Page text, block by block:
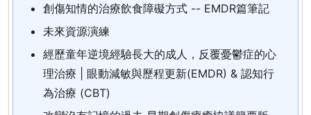
創傷知情的治療飲食障礙方式 -- EMDR篇筆記
未來資源演練
經歷童年逆境經驗長大的成人，反覆憂鬱症的心
理治療 | 眼動減敏與歷程更新(EMDR) & 認知行
為治療 (CBT)